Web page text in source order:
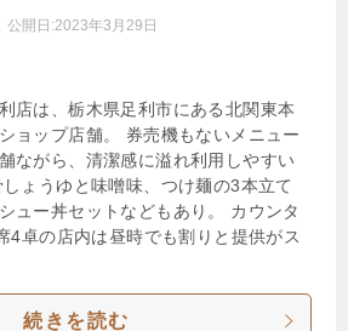
公開日:2023年3月29日
店は、栃木県足利市にある北関東本
ョップ店舗。 券売機もないメニュー
ながら、清潔感に溢れ利用しやすい
ょうゆと味噌味、つけ麺の3本立て
ュー丼セットなどもあり。 カウンタ
4卓の店内は昼時でも割りと提供がス
続きを読む